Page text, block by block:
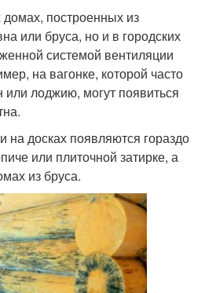
построенных из
или бруса, но и в городских
системой вентиляции
на вагонке, которой часто
лоджию, могут появиться
на досках появляются гораздо
или плиточной затирке, а
из бруса.